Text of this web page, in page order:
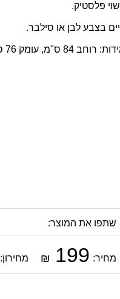
פלסטיק.
בצבע לבן או סילבר.
רוחב 84 ס"מ, עומק 76 ס"מ, גובה 70 ס"מ
שתפו את המוצר:
מחיר: 199
₪ מחירון: